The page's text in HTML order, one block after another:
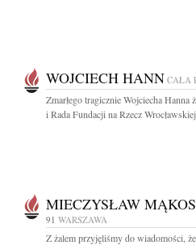
WOJCIECH HANN CAŁA
Zmarłego tragicznie Wojciecha Hanna
i Rada Fundacji na Rzecz
MIECZYSŁAW
91 WARSZAWA
Z żalem przyjęliśmy do wiadomości,